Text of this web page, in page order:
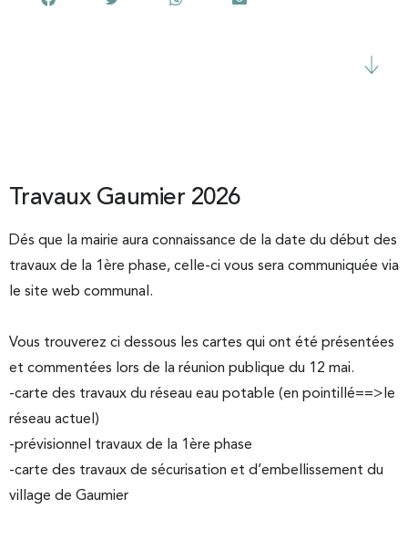
Travaux Gaumier 2026
Dés que la mairie aura connaissance de la date du début des
travaux de la 1ère phase, celle-ci vous sera communiquée via
le site web communal.
Vous trouverez ci dessous les cartes qui ont été présentées
et commentées lors de la réunion publique du 12 mai.
-carte des travaux du réseau eau potable (en pointillé==>le
réseau actuel)
-prévisionnel travaux de la 1ère phase
-carte des travaux de sécurisation et d’embellissement du
village de Gaumier